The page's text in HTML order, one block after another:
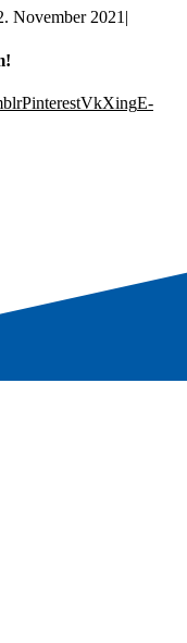
November 2021|
PinterestVkXingE-